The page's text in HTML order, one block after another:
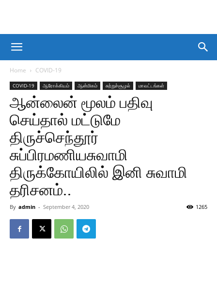
Home COVID-19
COVID-19 ஆரோக்கியம் ஆன்மிகம் சுற்றுச்சூழல் மாவட்டங்கள்
ஆன்லைன் மூலம் பதிவு
செய்தால் மட்டுமே
திருச்செந்தூர்
சுப்பிரமணியசுவாமி
திருக்கோயிலில் இனி சுவாமி
தரிசனம்..
By admin - September 4, 2020 1265